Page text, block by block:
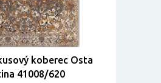
koberec Osta
41008/620